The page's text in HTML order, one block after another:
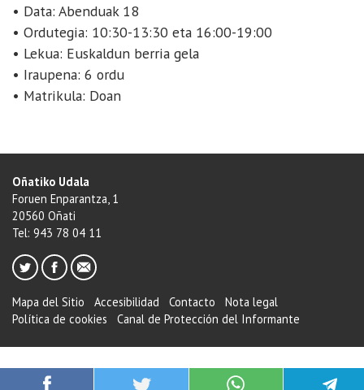
• Data: Abenduak 18
• Ordutegia: 10:30-13:30 eta 16:00-19:00
• Lekua: Euskaldun berria gela
• Iraupena: 6 ordu
• Matrikula: Doan
Oñatiko Udala
Foruen Enparantza, 1
20560 Oñati
Tel: 943 78 04 11
Mapa del Sitio Accesibilidad Contacto
Nota legal
Política de cookies
Canal de Protección del Informante